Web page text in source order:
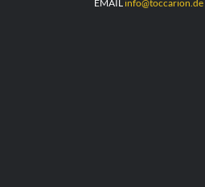
EMAIL info@toccarion.de